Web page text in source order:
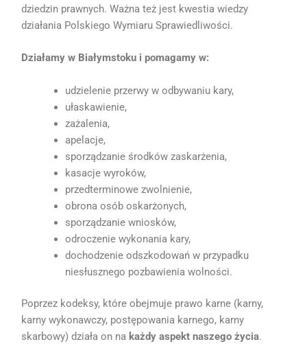
dziedzin prawnych. Ważna też jest kwestia wiedzy
działania Polskiego Wymiaru Sprawiedliwości.
Działamy w Białymstoku i pomagamy w:
udzielenie przerwy w odbywaniu kary,
ułaskawienie,
zażalenia,
apelacje,
sporządzanie środków zaskarżenia,
kasacje wyroków,
przedterminowe zwolnienie,
obrona osób oskarżonych,
sporządzanie wniosków,
odroczenie wykonania kary,
dochodzenie odszkodowań w przypadku
niesłusznego pozbawienia wolności.
Poprzez kodeksy, które obejmuje prawo karne (karny,
karny wykonawczy, postępowania karnego, karny
skarbowy) działa on na każdy aspekt naszego życia.